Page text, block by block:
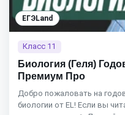
ЕГЭLand
Класс 11
Биология (Геля)
Премиум Про
Добро пожаловать на
биологии от EL! Если вы